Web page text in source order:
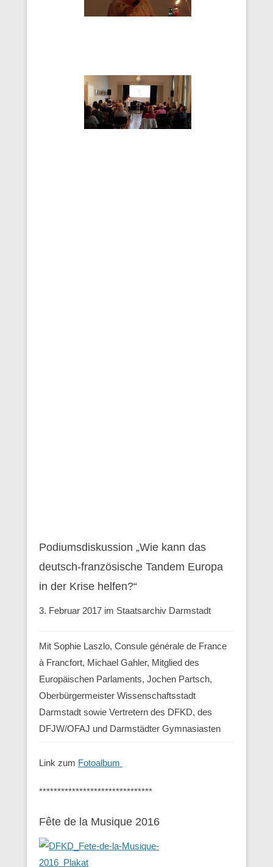
Podiumsdiskussion „Wie kann das
deutsch-französische Tandem Europa
in der Krise helfen?“
3. Februar 2017 im Staatsarchiv Darmstadt
Mit Sophie Laszlo, Consule générale de France
à Francfort, Michael Gahler, Mitglied des
Europäischen Parlaments, Jochen Partsch,
Oberbürgermeister Wissenschaftsstadt
Darmstadt sowie Vertretern des DFKD, des
DFJW/OFAJ und Darmstädter Gymnasiasten
Link zum Fotoalbum
*******************************
Fête de la Musique 2016